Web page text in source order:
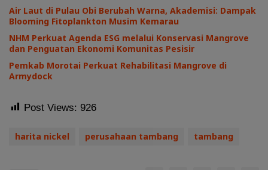
Air Laut di Pulau Obi Berubah Warna, Akademisi: Dampak
Blooming Fitoplankton Musim Kemarau
NHM Perkuat Agenda ESG melalui Konservasi Mangrove
dan Penguatan Ekonomi Komunitas Pesisir
Pemkab Morotai Perkuat Rehabilitasi Mangrove di
Armydock
Post Views: 926
harita nickel perusahaan tambang tambang